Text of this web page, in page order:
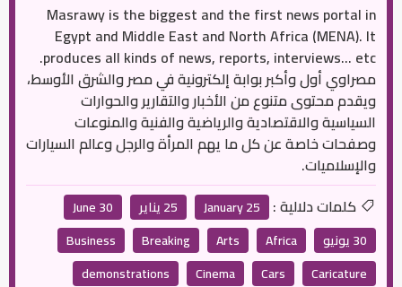
Masrawy is the biggest and the first news portal in
Egypt and Middle East and North Africa (MENA). It
produces all kinds of news, reports, interviews… etc.
مصراوي أول وأكبر بوابة إلكترونية في مصر والشرق الأوسط،
ويقدم محتوى متنوع من الأخبار والتقارير والحوارات
السياسية والاقتصادية والرياضية والفنية والمنوعات
وصفحات خاصة عن كل ما يهم المرأة والرجل وعالم السيارات
والإسلاميات.
كلمات دلالية :
25 January 25 يناير
30 June
30 يونيو
Africa
Arts
Breaking
Business
Caricature
Cars
Cinema
demonstrations